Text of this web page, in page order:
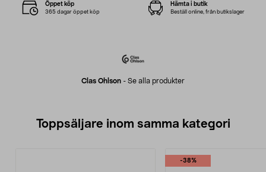
Clas Ohlson - Se alla produkter
Öppet köp
365 dagar öppet köp
Hämta i butik
Beställ online, från butikslager
Toppsäljare inom samma kategori
-38%